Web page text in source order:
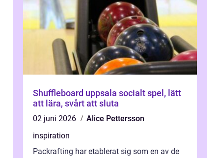
Shuffleboard uppsala socialt spel, lätt
att lära, svårt att sluta
02 juni 2026
Alice Pettersson
inspiration
Packrafting har etablerat sig som en av de